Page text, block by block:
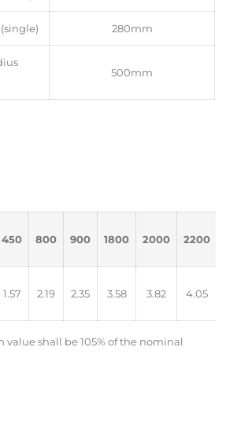
280mm
500mm
450 800 900 1800 2000 2200
1.57 2.19 2.35 3.58 3.82 4.05
shall be 105% of the nominal